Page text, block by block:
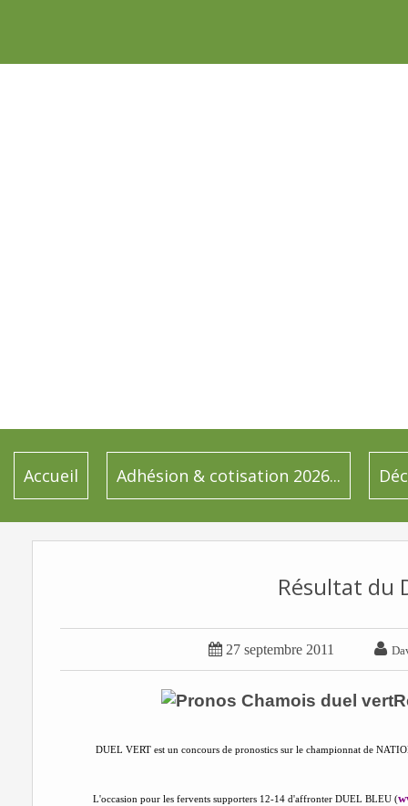
Accueil Adhésion & cotisation 2026...
Résultat du
 27 septembre 2011 
DUEL VERT est un concours de pronostics sur le championnat de
L'occasion pour les fervents supporters 12-14 d'affronter DUEL BLEU (